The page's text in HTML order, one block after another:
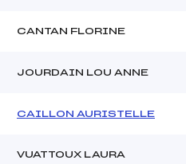
CANTAN FLORINE
JOURDAIN LOU ANNE
CAILLON AURISTELLE
VUATTOUX LAURA